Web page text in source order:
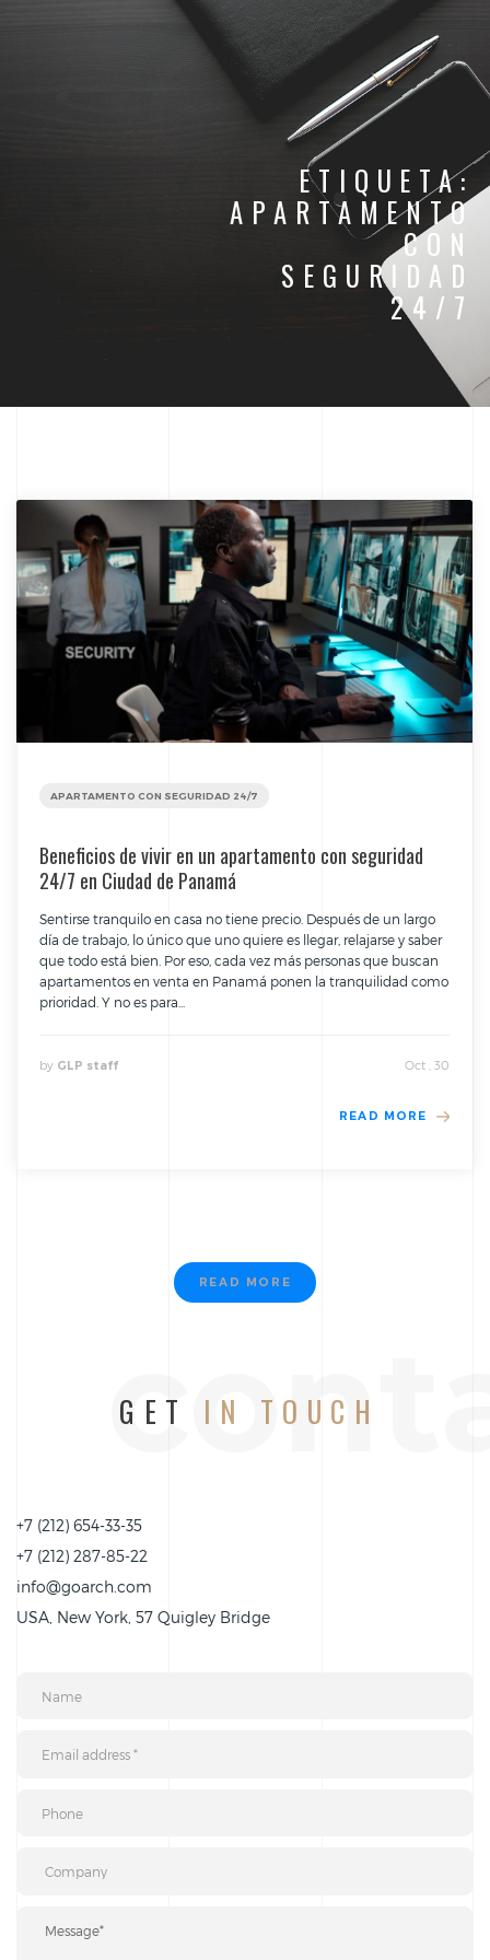
ETIQUETA:
APARTAMENTO
CON
SEGURIDAD
24/7
APARTAMENTO CON SEGURIDAD 24/7
Beneficios de vivir en un apartamento con seguridad
24/7 en Ciudad de Panamá
Sentirse tranquilo en casa no tiene precio. Después de un largo
día de trabajo, lo único que uno quiere es llegar, relajarse y saber
que todo está bien. Por eso, cada vez más personas que buscan
apartamentos en venta en Panamá ponen la tranquilidad como
prioridad. Y no es para...
by GLP staff Oct , 30
READ MORE
READ MORE
GET IN TOUCH
+7 (212) 654-33-35
+7 (212) 287-85-22
info@goarch.com
USA, New York, 57 Quigley Bridge